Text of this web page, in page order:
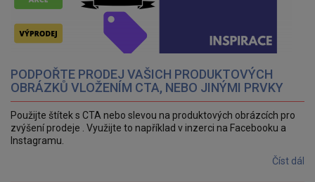
PODPOŘTE PRODEJ VAŠICH PRODUKTOVÝCH
OBRÁZKŮ VLOŽENÍM CTA, NEBO JINÝMI PRVKY
Použijte štítek s CTA nebo slevou na produktových obrázcích pro
zvýšení prodeje . Využijte to například v inzerci na Facebooku a
Instagramu.
Číst dál